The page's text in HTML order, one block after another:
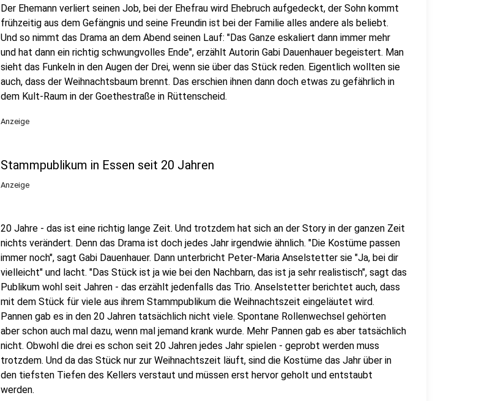
Der Ehemann verliert seinen Job, bei der Ehefrau wird Ehebruch aufgedeckt, der Sohn kommt
frühzeitig aus dem Gefängnis und seine Freundin ist bei der Familie alles andere als beliebt.
Und so nimmt das Drama an dem Abend seinen Lauf: "Das Ganze eskaliert dann immer mehr
und hat dann ein richtig schwungvolles Ende", erzählt Autorin Gabi Dauenhauer begeistert. Man
sieht das Funkeln in den Augen der Drei, wenn sie über das Stück reden. Eigentlich wollten sie
auch, dass der Weihnachtsbaum brennt. Das erschien ihnen dann doch etwas zu gefährlich in
dem Kult-Raum in der Goethestraße in Rüttenscheid.
Anzeige
Stammpublikum in Essen seit 20 Jahren
Anzeige
20 Jahre - das ist eine richtig lange Zeit. Und trotzdem hat sich an der Story in der ganzen Zeit
nichts verändert. Denn das Drama ist doch jedes Jahr irgendwie ähnlich. "Die Kostüme passen
immer noch", sagt Gabi Dauenhauer. Dann unterbricht Peter-Maria Anselstetter sie "Ja, bei dir
vielleicht" und lacht. "Das Stück ist ja wie bei den Nachbarn, das ist ja sehr realistisch", sagt das
Publikum wohl seit Jahren - das erzählt jedenfalls das Trio. Anselstetter berichtet auch, dass
mit dem Stück für viele aus ihrem Stammpublikum die Weihnachtszeit eingeläutet wird.
Pannen gab es in den 20 Jahren tatsächlich nicht viele. Spontane Rollenwechsel gehörten
aber schon auch mal dazu, wenn mal jemand krank wurde. Mehr Pannen gab es aber tatsächlich
nicht. Obwohl die drei es schon seit 20 Jahren jedes Jahr spielen - geprobt werden muss
trotzdem. Und da das Stück nur zur Weihnachtszeit läuft, sind die Kostüme das Jahr über in
den tiefsten Tiefen des Kellers verstaut und müssen erst hervor geholt und entstaubt
werden.